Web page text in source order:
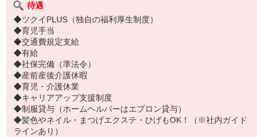
待遇
◆ツクイPLUS（独自の福利厚生制度）
◆育児手当
◆交通費規定支給
◆有給
◆社保完備（準法令）
◆産前産後介護休暇
◆育児・介護休業
◆キャリアアップ支援制度
◆制服貸与（ホームヘルパーはエプロン貸与）
◆髪色やネイル・まつげエクステ・ひげもOK！（※社内ガイド
ラインあり）